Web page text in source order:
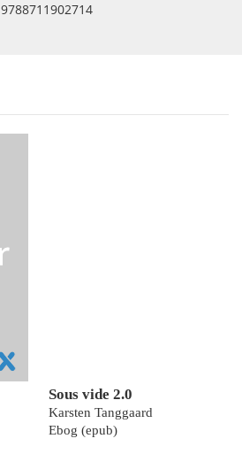
9788711902714
Sous vide 2.0
Karsten Tanggaard
Ebog (epub)